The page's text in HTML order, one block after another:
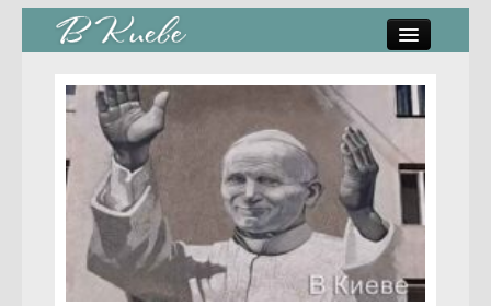
стрит-арт
коты Киева
скамейки
часы Киева